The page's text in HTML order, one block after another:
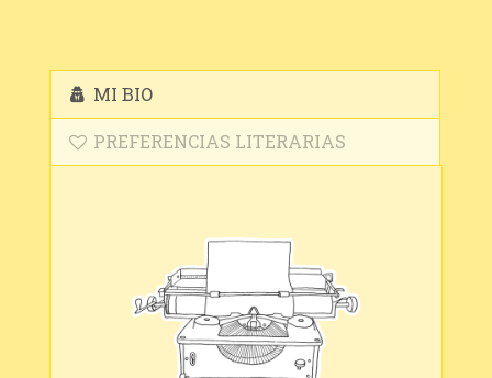
MI BIO
PREFERENCIAS LITERARIAS